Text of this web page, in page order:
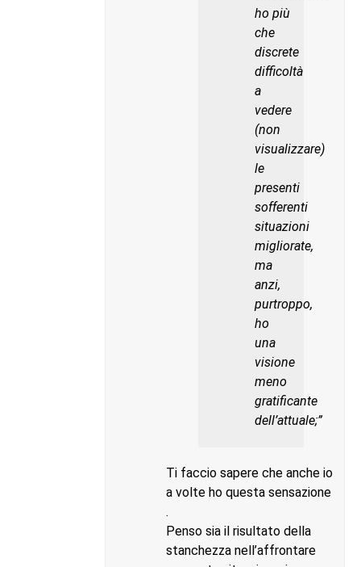
ho più
che
discrete
difficoltà
a
vedere
(non
visualizzare)
le
presenti
sofferenti
situazioni
migliorate,
ma
anzi,
purtroppo,
ho
una
visione
meno
gratificante
dell’attuale;”
Ti faccio sapere che anche io
a volte ho questa sensazione
.
Penso sia il risultato della
stanchezza nell’affrontare